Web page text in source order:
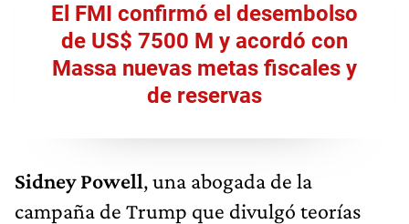
El FMI confirmó el desembolso
de US$ 7500 M y acordó con
Massa nuevas metas fiscales y
de reservas
Sidney Powell, una abogada de la
campaña de Trump que divulgó teorías